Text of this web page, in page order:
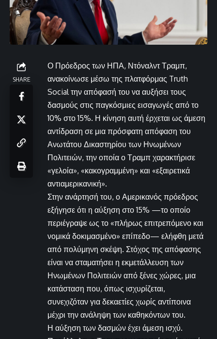
SHARE
Ο Πρόεδρος των ΗΠΑ, Ντόναλντ Τραμπ,
ανακοίνωσε μέσω της πλατφόρμας Truth
Social την απόφασή του να αυξήσει τους
δασμούς στις παγκόσμιες εισαγωγές από το
10% στο 15%. Η κίνηση αυτή έρχεται ως άμεση
αντίδραση σε μια πρόσφατη απόφαση του
Ανωτάτου Δικαστηρίου των Ηνωμένων
Πολιτειών, την οποία ο Τραμπ χαρακτήρισε
«γελοία», «κακογραμμένη» και «εξαιρετικά
αντιαμερικανική».
Στην ανάρτησή του, ο Αμερικανός πρόεδρος
εξήγησε ότι η αύξηση στο 15% —το οποίο
περιέγραψε ως το «πλήρως επιτρεπόμενο και
νομικά δοκιμασμένο» επίπεδο— ελήφθη μετά
από πολύμηνη σκέψη. Στόχος της απόφασης
είναι να σταματήσει η εκμετάλλευση των
Ηνωμένων Πολιτειών από ξένες χώρες, μια
κατάσταση που, όπως ισχυρίζεται,
συνεχιζόταν για δεκαετίες χωρίς αντίποινα
μέχρι την ανάληψη των καθηκόντων του.
Η αύξηση των δασμών έχει άμεση ισχύ.